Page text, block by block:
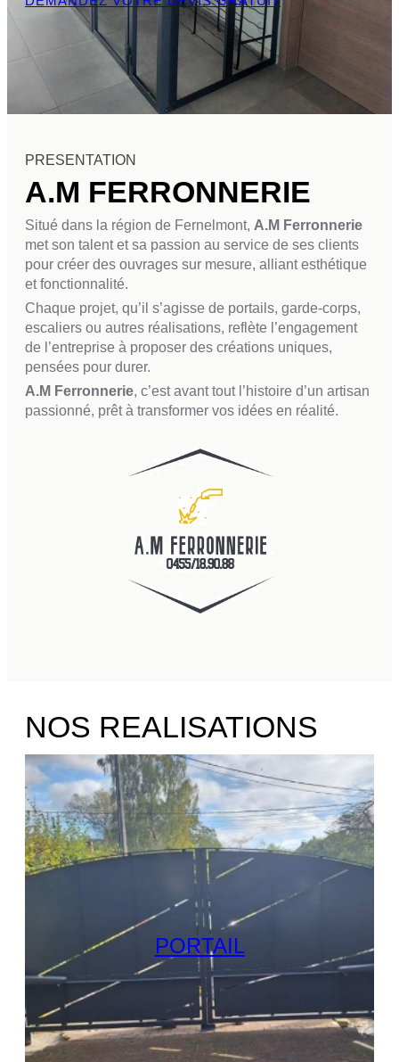
PRESENTATION
A.M FERRONNERIE
Situé dans la région de Fernelmont, A.M Ferronnerie
met son talent et sa passion au service de ses clients
pour créer des ouvrages sur mesure, alliant esthétique
et fonctionnalité.
Chaque projet, qu’il s’agisse de portails, garde-corps,
escaliers ou autres réalisations, reflète l’engagement
de l’entreprise à proposer des créations uniques,
pensées pour durer.
A.M Ferronnerie, c’est avant tout l’histoire d’un artisan
passionné, prêt à transformer vos idées en réalité.
NOS REALISATIONS
PORTAIL